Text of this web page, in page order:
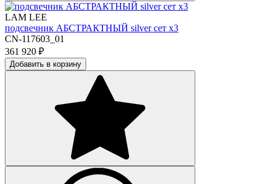
LAM LEE
подсвечник АБСТРАКТНЫЙ silver сет х3
CN-117603_01
361 920 ₽
Добавить в корзину